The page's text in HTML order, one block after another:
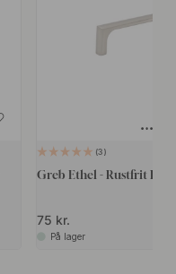
3
Greb Ethel - Rustfrit
75 kr.
På lager